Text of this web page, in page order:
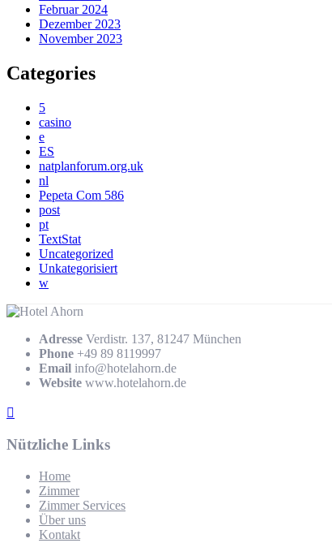
Februar 2024
Dezember 2023
November 2023
Categories
5
casino
e
ES
natplanforum.org.uk
nl
Pepeta Com 586
post
pt
TextStat
Uncategorized
Unkategorisiert
w
Adresse Verdistr. 137, 81247 München
Phone +49 89 8119997
Email info@hotelahorn.de
Website www.hotelahorn.de
Nützliche Links
Home
Zimmer
Zimmer Services
Über uns
Kontakt